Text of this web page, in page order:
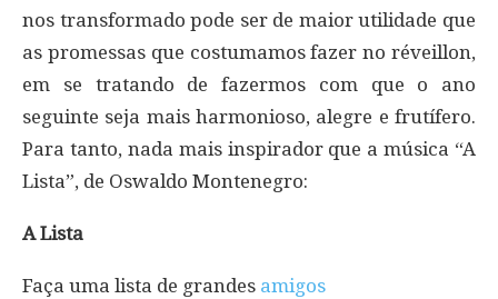
nos transformado pode ser de maior utilidade que
as promessas que costumamos fazer no réveillon,
em se tratando de fazermos com que o ano
seguinte seja mais harmonioso, alegre e frutífero.
Para tanto, nada mais inspirador que a música “A
Lista”, de Oswaldo Montenegro:
A Lista
Faça uma lista de grandes amigos